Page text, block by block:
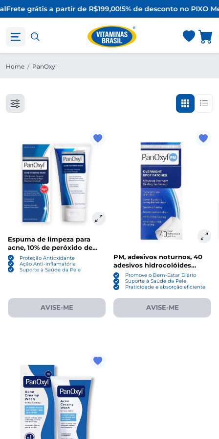
Frete grátis a partir de R$199,00!5% de desconto no PIXO
Home / PanOxyl
Espuma de limpeza para
acne, 10% de peróxido de
Benzoíla, 170g, PanOxyl
Proteção Antioxidante
Ação Anti-inflamatória
Suporte à Saúde da Pele
AVISE-ME
PM, adesivos noturnos, 40
adesivos hidrocolóides
transparentes, PanOxyl
Promove o Bem-Estar Diário
Suporte à Saúde da Pele
Praticidade e absorção eficiente
AVISE-ME